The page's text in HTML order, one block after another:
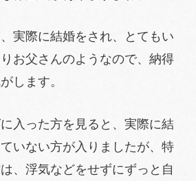
実際に結婚をされ、とてもい
お父さんのようなので、納得
します。
入った方を見ると、実際に結
いない方が入りましたが、特
、浮気などをせずにずっと自